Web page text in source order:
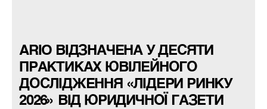
ARIO ВІДЗНАЧЕНА У ДЕСЯТИ
ПРАКТИКАХ ЮВІЛЕЙНОГО
ДОСЛІДЖЕННЯ «ЛІДЕРИ РИНКУ
2026» ВІД ЮРИДИЧНОЇ ГАЗЕТИ